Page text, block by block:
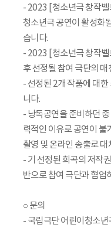
- 2023 [청소년극 창작벨
청소년극 공연이 활성화
습니다.
- 2023 [청소년극 창작
후 선정될 참여 극단의
- 선정된 2개 작품에 대
니다.
- 낭독공연을 준비하던
력적인 이유로 공연이 불
촬영 및 온라인 송출로 대
- 기 선정된 희곡의 저작
반으로 참여 극단과 협업
○ 문의
- 국립극단 어린이청소